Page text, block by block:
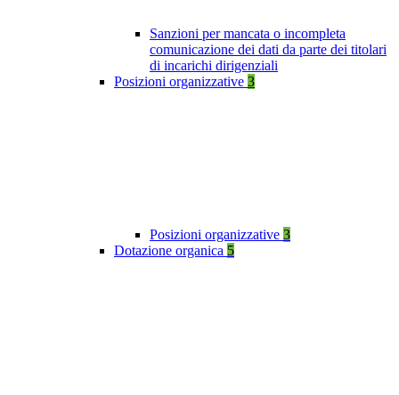
Sanzioni per mancata o incompleta
comunicazione dei dati da parte dei titolari
di incarichi dirigenziali
Posizioni organizzative 3
Posizioni organizzative 3
Dotazione organica 5